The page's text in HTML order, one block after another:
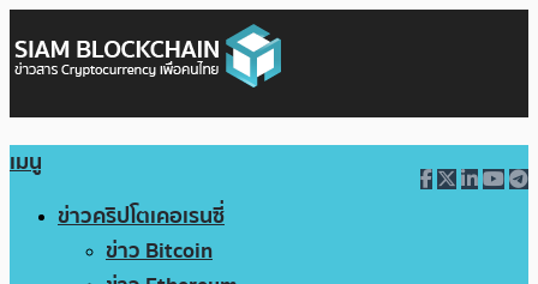
เมนู
ข่าวคริปโตเคอเรนซี่
ข่าว Bitcoin